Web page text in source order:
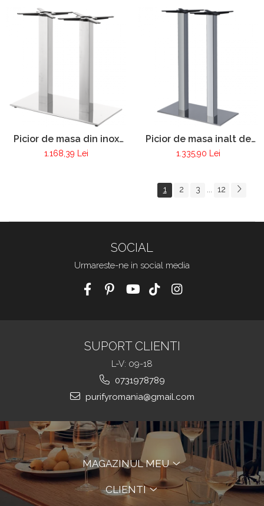
Picior de masa din inox
Pur 280
1.168,39 Lei
Picior de masa inalt de
bar Pur 108
1.335,90 Lei
1 2 3 12
SOCIAL
Urmareste-ne in social media
SUPORT CLIENTI
L-V: 09-18
0731978789
purifyromania@gmail.com
MAGAZINUL MEU
CLIENTI